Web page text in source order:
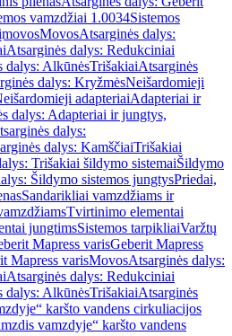
vamzdžiai 1.0034Sistemos
MovosAtsarginės dalys:
Atsarginės dalys: Redukciniai
dalys: AlkūnėsTrišakiaiAtsarginės
dalys: KryžmėsNeišardomieji
adapteriaiAdapteriai ir
dalys: Adapteriai ir jungtys,
dalys:
dalys: KamščiaiTrišakiai
Trišakiai šildymo sistemaiŠildymo
Šildymo sistemos jungtysPriedai,
Sandarikliai vamzdžiams ir
Tvirtinimo elementai
jungtimsSistemos tarpikliaiVaržtų
Mapress varisGeberit Mapress
Mapress varisMovosAtsarginės dalys:
Atsarginės dalys: Redukciniai
dalys: AlkūnėsTrišakiaiAtsarginės
karšto vandens cirkuliacijos
vamzdyje“ karšto vandens